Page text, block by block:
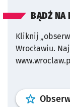
BĄDŹ NA
Kliknij
Wrocławiu.